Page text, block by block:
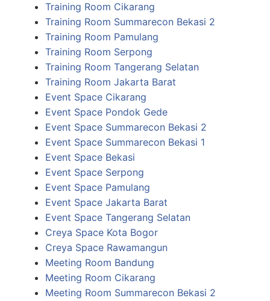
Training Room Cikarang
Training Room Summarecon Bekasi 2
Training Room Pamulang
Training Room Serpong
Training Room Tangerang Selatan
Training Room Jakarta Barat
Event Space Cikarang
Event Space Pondok Gede
Event Space Summarecon Bekasi 2
Event Space Summarecon Bekasi 1
Event Space Bekasi
Event Space Serpong
Event Space Pamulang
Event Space Jakarta Barat
Event Space Tangerang Selatan
Creya Space Kota Bogor
Creya Space Rawamangun
Meeting Room Bandung
Meeting Room Cikarang
Meeting Room Summarecon Bekasi 2